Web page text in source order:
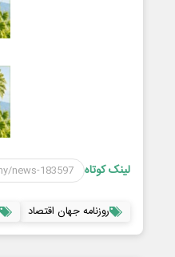
لینک کوتاه
روزنامه جهان اقتصاد